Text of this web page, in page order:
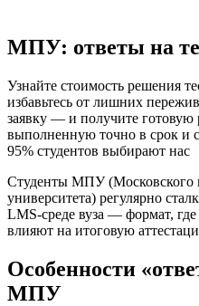
МПУ: ответы на
Узнайте стоимость решения
избавьтесь от лишних
заявку — и получите готовую
выполненную точно в срок и с
95% студентов выбирают нас
Студенты МПУ (Московского
университета) регулярно
LMS-среде вуза — формат,
влияют на итоговую
Особенности
МПУ